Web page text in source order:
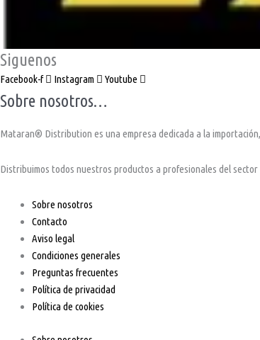
Siguenos
Facebook-f Instagram Youtube
Sobre nosotros…
Mataran® Distribution es una empresa dedicada a la
Distribuimos todos nuestros productos a profesionales del
Sobre nosotros
Contacto
Aviso legal
Condiciones generales
Preguntas frecuentes
Política de privacidad
Política de cookies